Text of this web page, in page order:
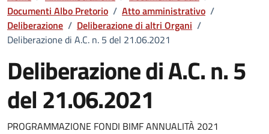
Documenti Albo Pretorio / Atto amministrativo /
Deliberazione / Deliberazione di altri Organi /
Deliberazione di A.C. n. 5 del 21.06.2021
Deliberazione di A.C. n. 5
del 21.06.2021
Dettaglio del documento
PROGRAMMAZIONE FONDI BIMF ANNUALITÀ 2021